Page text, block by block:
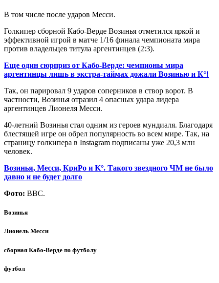
В том числе после ударов Месси.
Голкипер сборной Кабо-Верде Возинья отметился яркой и
эффективной игрой в матче 1/16 финала чемпионата мира
против владельцев титула аргентинцев (2:3).
Еще один сюрприз от Кабо-Верде: чемпионы мира
аргентинцы лишь в экстра-таймах дожали Возинью и К°!
Так, он парировал 9 ударов соперников в створ ворот. В
частности, Возинья отразил 4 опасных удара лидера
аргентинцев Лионеля Месси.
40-летний Возинья стал одним из героев мундиаля. Благодаря
блестящей игре он обрел популярность во всем мире. Так, на
страницу голкипера в Instagram подписаны уже 20,3 млн
человек.
Возинья, Месси, КриРо и K°. Такого звездного ЧМ не было
давно и не будет долго
Фото: BBC.
Возинья
Лионель Месси
сборная Кабо-Верде по футболу
футбол